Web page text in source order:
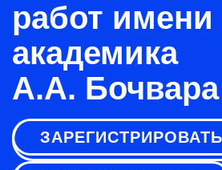
работ имени
академика
А.А. Бочвара